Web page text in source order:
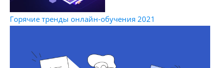
Горячие тренды онлайн-обучения 2021